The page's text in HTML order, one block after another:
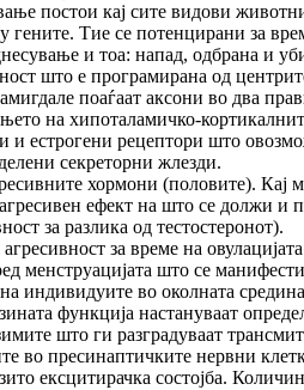
постои кај сите видови
Тие се потенцирани за
и тоа: напад, одбрана и
што е програмирана од
поаѓаат аксони во два
на хипоталамичко-
естрогени рецептори што
секреторни жлезди.
хормони (половите). Кај
ефект на што се должи
за разлика од тестостеронот).
за време на
менструацијата што се
во околната
функција настануваат
што ги разградуваат
во пресинаптичките нервни
ексцитирачка состојба.